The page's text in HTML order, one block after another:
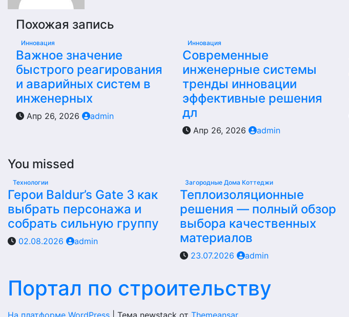
Похожая запись
Инновация
Важное значение
быстрого реагирования
и аварийных систем в
инженерных
Апр 26, 2026 admin
Инновация
Современные
инженерные системы
тренды инновации
эффективные решения
дл
Апр 26, 2026 admin
You missed
Технологии
Герои Baldur’s Gate 3 как
выбрать персонажа и
собрать сильную группу
02.08.2026 admin
Загородные Дома Коттеджи
Теплоизоляционные
решения — полный обзор
выбора качественных
материалов
23.07.2026 admin
Портал по строительству
На платформе WordPress Тема newstack от Themeansar.